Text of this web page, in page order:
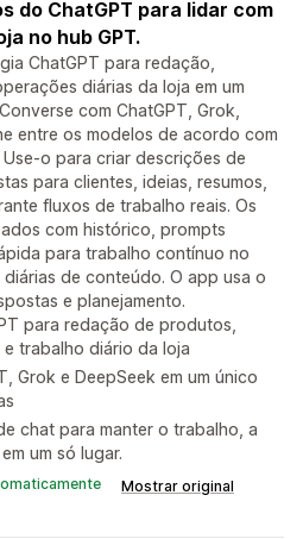
do ChatGPT para lidar com
no hub GPT.
ChatGPT para redação,
diárias da loja em um
com ChatGPT, Grok,
entre os modelos de acordo com
o para criar descrições de
para clientes, ideias, resumos,
fluxos de trabalho reais. Os
com histórico, prompts
para trabalho contínuo no
de conteúdo. O app usa o
e planejamento.
para redação de produtos,
trabalho diário da loja
Grok e DeepSeek em um único
chat para manter o trabalho, a
um só lugar.
Mostrar original